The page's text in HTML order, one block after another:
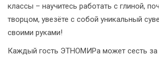
классы – научитесь работать с глиной,
творцом, увезёте с собой уникальный
своими руками!
Каждый гость ЭТНОМИРа может сесть за